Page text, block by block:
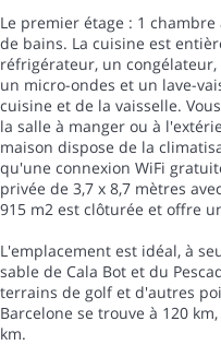
Le premier étage : 1
de bains. La cuisine est
réfrigérateur, un
un micro-ondes et un lave-
cuisine et de la vaisselle.
la salle à manger ou à
maison dispose de la
qu'une connexion WiFi
privée de 3,7 x 8,7 mètres
915 m2 est clôturée et offre
L'emplacement est idéal, à
sable de Cala Bot et du
terrains de golf et d'autres
Barcelone se trouve à 120
km.